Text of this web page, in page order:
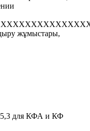
жұмыстары,
5,3 для КФА и КФ